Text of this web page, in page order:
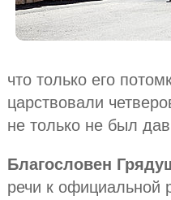
что только его
царствовали
не только не был
Благословен
речи к официальной